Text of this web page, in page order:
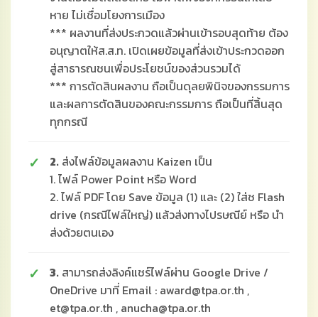
หาย ไม่เชื่อมโยงการเมือง
*** ผลงานที่ส่งประกวดแล้วผ่านเข้ารอบสุดท้าย ต้อง
อนุญาตให้ส.ส.ท. เปิดเผยข้อมูลที่ส่งเข้าประกวดออก
สู่สาธารณชนเพื่อประโยชน์ของส่วนรวมได้
*** การตัดสินผลงาน ถือเป็นดุลยพินิจของกรรมการ
และผลการตัดสินของคณะกรรมการ ถือเป็นที่สิ้นสุด
ทุกกรณี
2. ส่งไฟล์ข้อมูลผลงาน Kaizen เป็น
1. ไฟล์ Power Point หรือ Word
2. ไฟล์ PDF โดย Save ข้อมูล (1) และ (2) ใส่ช Flash
drive (กรณีไฟล์ใหญ่) แล้วส่งทางไปรษณีย์ หรือ นำ
ส่งด้วยตนเอง
3. สามารถส่งลิงค์แชร์ไฟล์ผ่าน Google Drive /
OneDrive มาที่ Email : award@tpa.or.th ,
et@tpa.or.th , anucha@tpa.or.th